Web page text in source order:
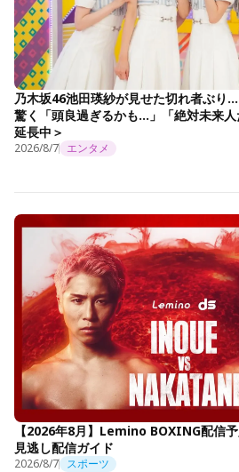
乃木坂46池田瑛紗が見せた切れ者ぶり
驚く「頭良過ぎるかも…」「絶対未来
延長中＞
2026/8/7 エンタメ
【2026年8月】Lemino BOXING配信
見逃し配信ガイド
2026/8/7 スポーツ